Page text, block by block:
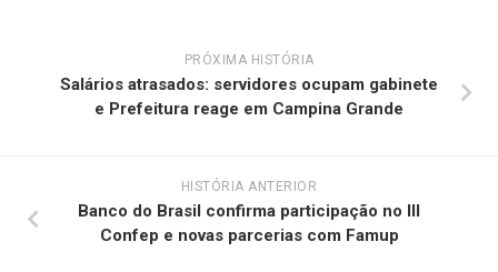
PRÓXIMA HISTÓRIA
Salários atrasados: servidores ocupam gabinete
e Prefeitura reage em Campina Grande
HISTÓRIA ANTERIOR
Banco do Brasil confirma participação no III
Confep e novas parcerias com Famup